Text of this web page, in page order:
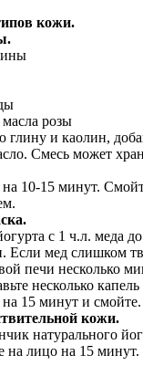
кожи.
розы
и каолин,
Смесь может
10-15 минут.
с 1 ч.л. меда
Если мед слишком
печи несколько
несколько
15 минут и смойте.
кожи.
натурального
на лицо на 15